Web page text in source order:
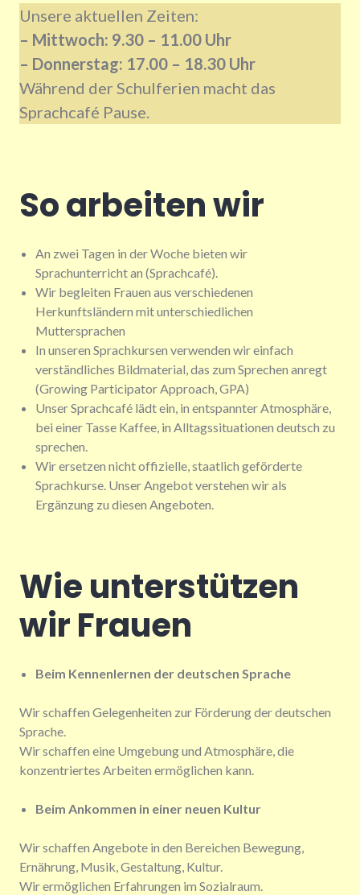
Unsere aktuellen Zeiten:
– Mittwoch: 9.30 – 11.00 Uhr
– Donnerstag: 17.00 – 18.30 Uhr
Während der Schulferien macht das
Sprachcafé Pause.
So arbeiten wir
An zwei Tagen in der Woche bieten wir
Sprachunterricht an (Sprachcafé).
Wir begleiten Frauen aus verschiedenen
Herkunftsländern mit unterschiedlichen
Muttersprachen
In unseren Sprachkursen verwenden wir einfach
verständliches Bildmaterial, das zum Sprechen anregt
(Growing Participator Approach, GPA)
Unser Sprachcafé lädt ein, in entspannter Atmosphäre,
bei einer Tasse Kaffee, in Alltagssituationen deutsch zu
sprechen.
Wir ersetzen nicht offizielle, staatlich geförderte
Sprachkurse. Unser Angebot verstehen wir als
Ergänzung zu diesen Angeboten.
Wie unterstützen
wir Frauen
Beim Kennenlernen der deutschen Sprache
Wir schaffen Gelegenheiten zur Förderung der deutschen
Sprache.
Wir schaffen eine Umgebung und Atmosphäre, die
konzentriertes Arbeiten ermöglichen kann.
Beim Ankommen in einer neuen Kultur
Wir schaffen Angebote in den Bereichen Bewegung,
Ernährung, Musik, Gestaltung, Kultur.
Wir ermöglichen Erfahrungen im Sozialraum.